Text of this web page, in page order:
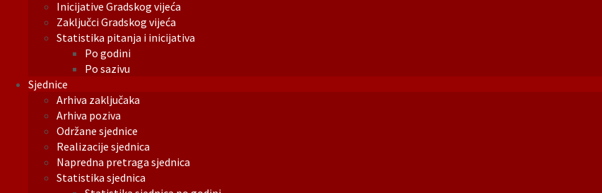
Inicijative Gradskog vijeća
Zaključci Gradskog vijeća
Statistika pitanja i inicijativa
Po godini
Po sazivu
Sjednice
Arhiva zaključaka
Arhiva poziva
Održane sjednice
Realizacije sjednica
Napredna pretraga sjednica
Statistika sjednica